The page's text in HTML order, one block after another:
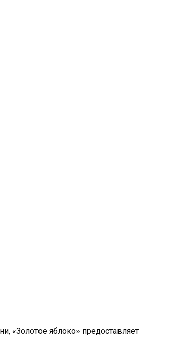
«Золотое яблоко» предоставляет